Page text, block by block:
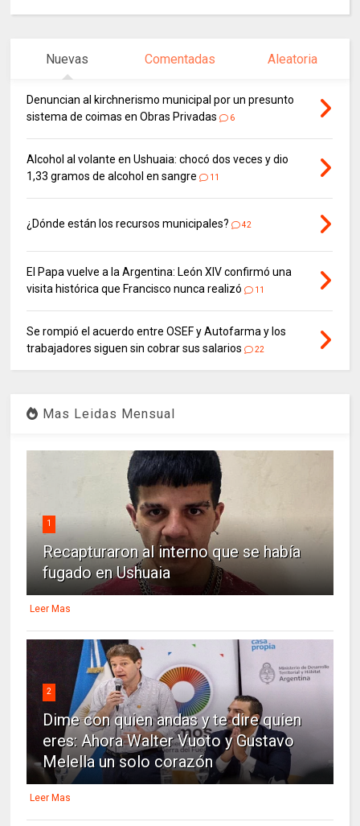
Nuevas Comentadas Aleatoria
Denuncian al kirchnerismo municipal por un presunto
sistema de coimas en Obras Privadas
6
Alcohol al volante en Ushuaia: chocó dos veces y dio
1,33 gramos de alcohol en sangre
11
¿Dónde están los recursos municipales? 42
El Papa vuelve a la Argentina: León XIV confirmó una
visita histórica que Francisco nunca realizó
11
Se rompió el acuerdo entre OSEF y Autofarma y los
trabajadores siguen sin cobrar sus salarios
22
Mas Leidas Mensual
1
Recapturaron al interno que se había
fugado en Ushuaia
Leer Mas
2
Dime con quien andas y te dire quien
eres: Ahora Walter Vuoto y Gustavo
Melella un solo corazón
Leer Mas